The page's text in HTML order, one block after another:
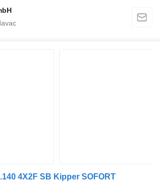
4X2F SB Kipper SOFORT